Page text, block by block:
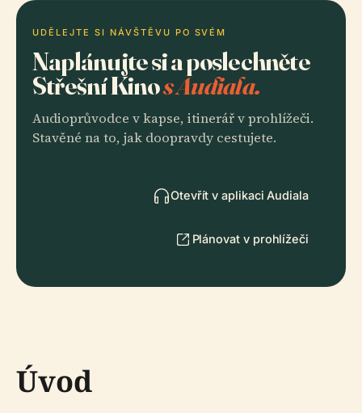
UDĚLEJTE SI NÁVŠTĚVU PO SVÉM
Naplánujte si a poslechněte
Střešní Kinos Audiala.
Audioprůvodce v kapse, itinerář v prohlížeči.
Stavěné na to, jak doopravdy cestujete.
Otevřít v aplikaci Audiala
Plánovat v prohlížeči
Úvod